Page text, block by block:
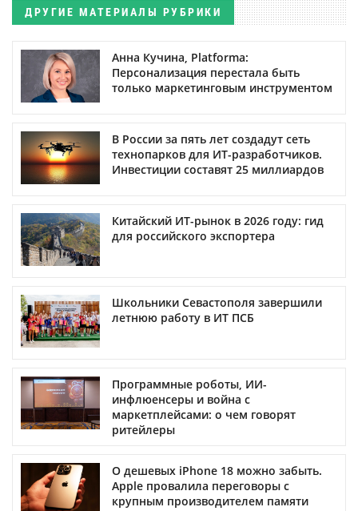
ДРУГИЕ МАТЕРИАЛЫ РУБРИКИ
Анна Кучина, Platforma:
Персонализация перестала быть
только маркетинговым инструментом
В России за пять лет создадут сеть
технопарков для ИТ-разработчиков.
Инвестиции составят 25 миллиардов
Китайский ИТ-рынок в 2026 году: гид
для российского экспортера
Школьники Севастополя завершили
летнюю работу в ИТ ПСБ
Программные роботы, ИИ-
инфлюенсеры и война с
маркетплейсами: о чем говорят
ритейлеры
О дешевых iPhone 18 можно забыть.
Apple провалила переговоры с
крупным производителем памяти